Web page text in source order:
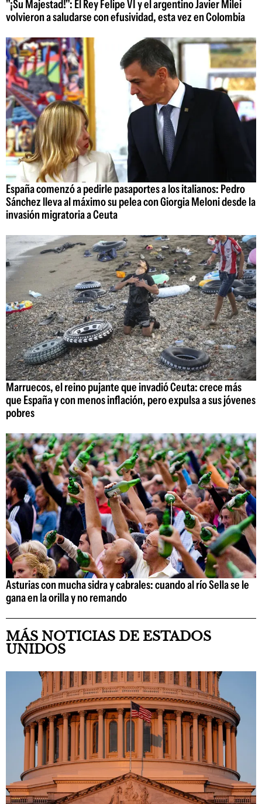
"¡Su Majestad!": El Rey Felipe VI y el argentino Javier Milei
volvieron a saludarse con efusividad, esta vez en Colombia
España comenzó a pedirle pasaportes a los italianos: Pedro
Sánchez lleva al máximo su pelea con Giorgia Meloni desde la
invasión migratoria a Ceuta
Marruecos, el reino pujante que invadió Ceuta: crece más
que España y con menos inflación, pero expulsa a sus jóvenes
pobres
Asturias con mucha sidra y cabrales: cuando al río Sella se le
gana en la orilla y no remando
MÁS NOTICIAS DE ESTADOS
UNIDOS